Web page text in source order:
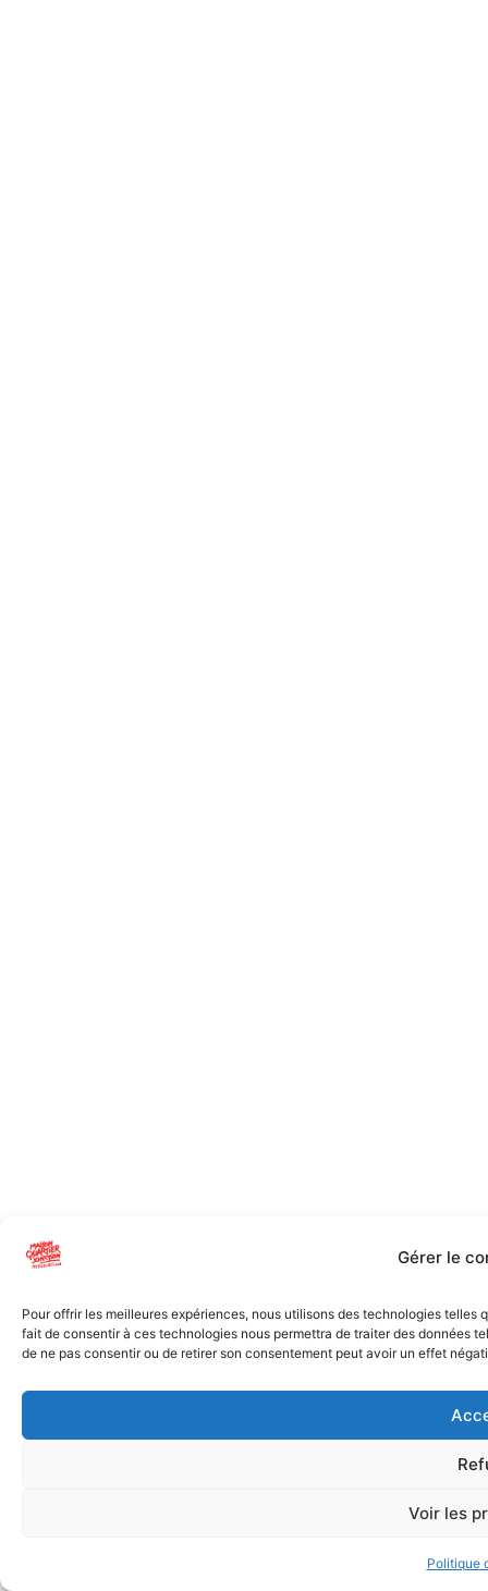
Gérer le
Pour offrir les meilleures expériences, nous utilisons des technologies
fait de consentir à ces technologies nous permettra de traiter des données
de ne pas consentir ou de retirer son consentement peut avoir un effet
Voir les
Politique